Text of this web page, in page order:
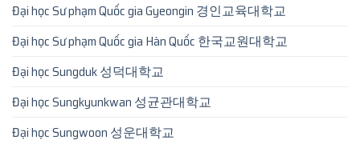
Đại học Sư phạm Quốc gia Gyeongin 경인교육대학교
Đại học Sư phạm Quốc gia Hàn Quốc 한국교원대학교
Đại học Sungduk 성덕대학교
Đại học Sungkyunkwan 성균관대학교
Đại học Sungwoon 성운대학교